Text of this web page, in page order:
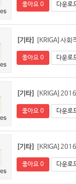
좋아요 0 다운로
[기타] [KRIGA]사회
좋아요 0 다운로
[기타]
좋아요 0 다운로
[기타]
좋아요 0 다운로